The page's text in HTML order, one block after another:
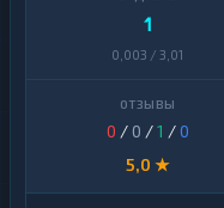
1
0,003 / 3,01
0 / 0 /1 /0
5,0 ★